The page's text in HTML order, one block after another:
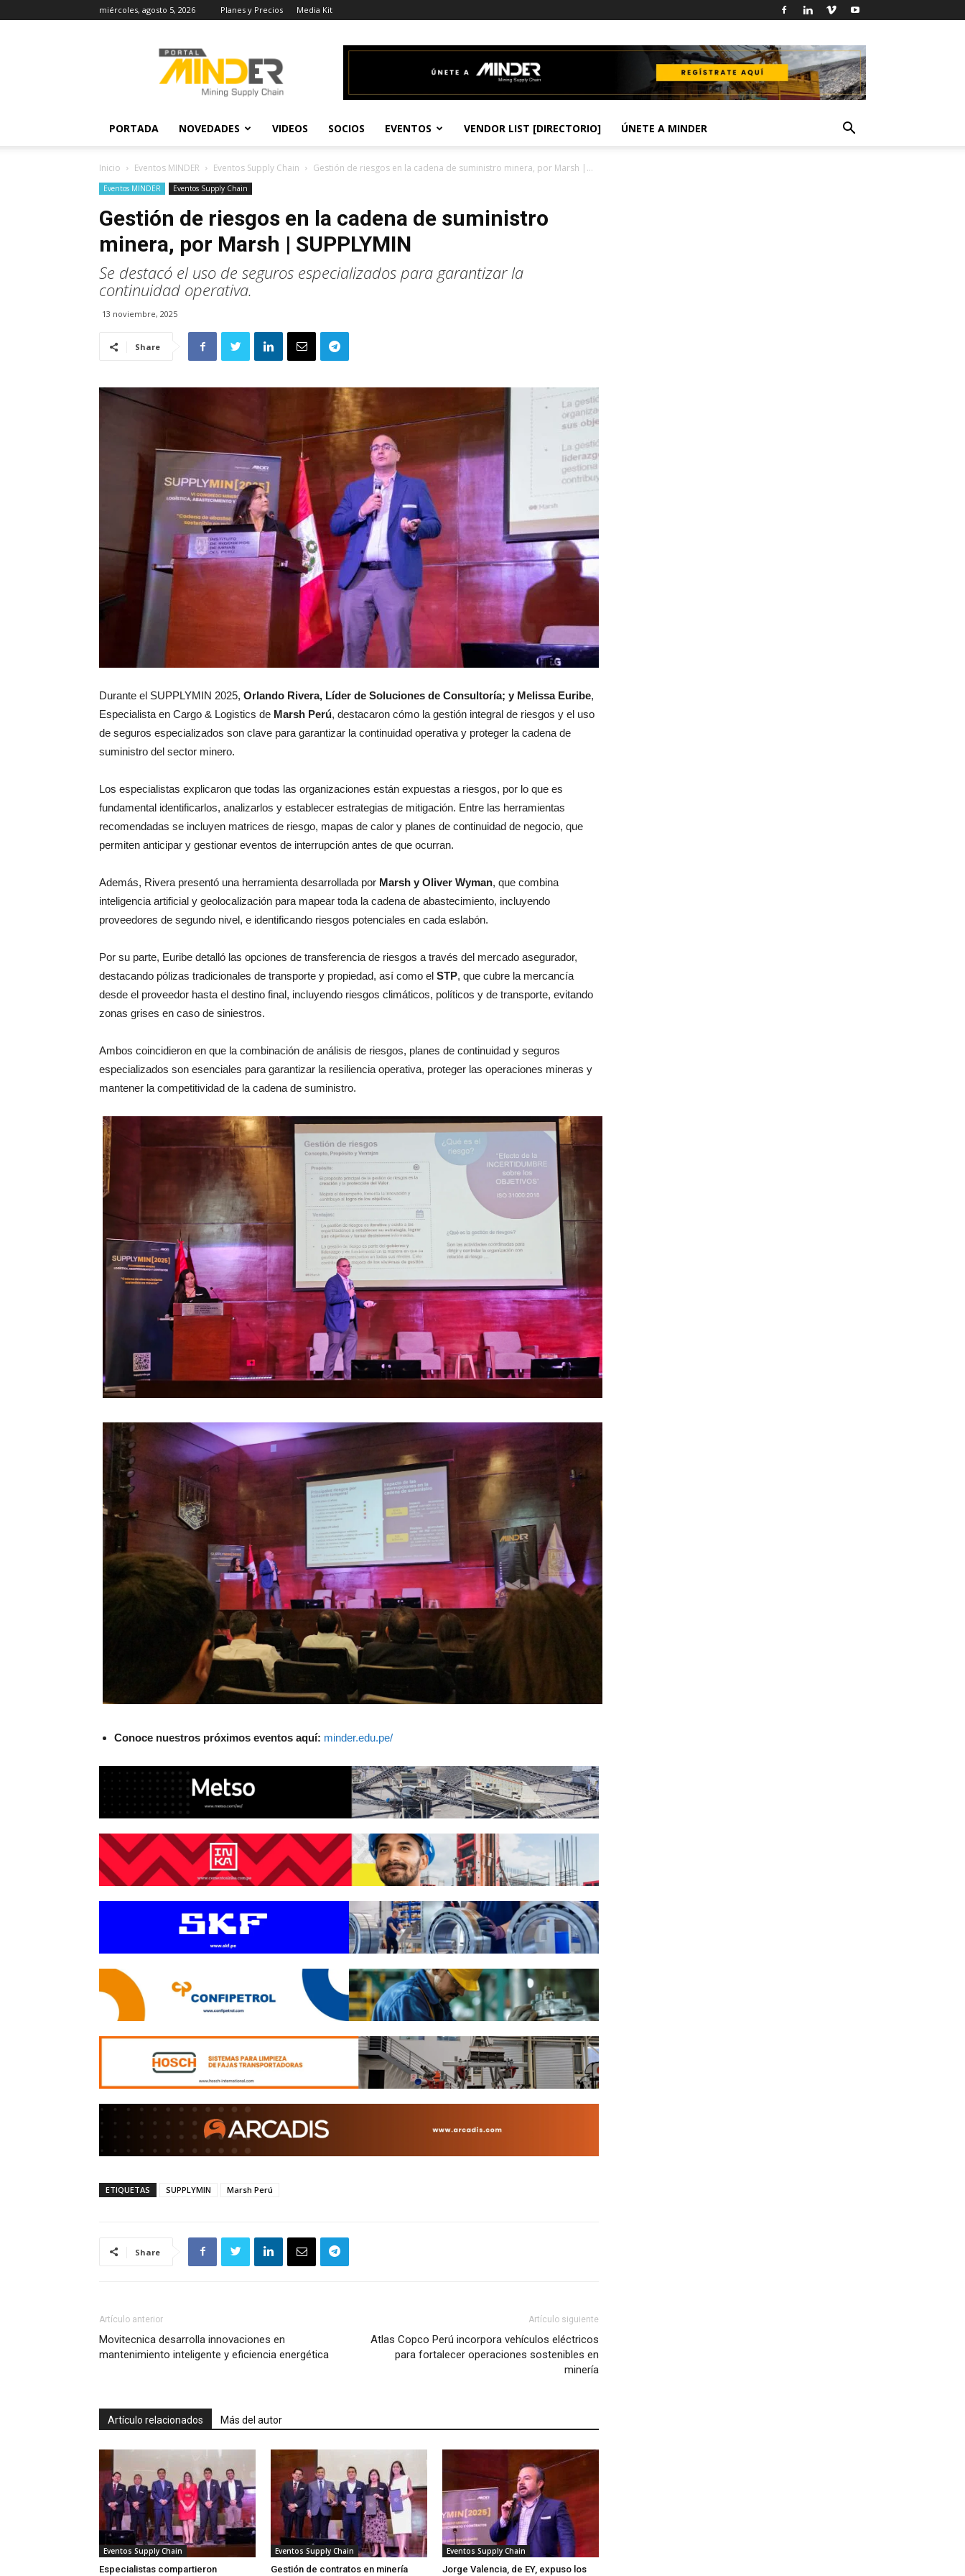
miércoles, agosto 5, 2026 Planes y Precios Media Kit
Actualidad
Minera
PORTADA NOVEDADES VIDEOS SOCIOS EVENTOS VENDOR LIST [DIRECTORIO] ÚNETE A MINDER
Inicio Eventos MINDER Eventos Supply Chain Gestión de riesgos en la cadena de suministro minera, por Marsh |...
Eventos MINDER Eventos Supply Chain
Gestión de riesgos en la cadena de suministro
minera, por Marsh | SUPPLYMIN
Se destacó el uso de seguros especializados para garantizar la
continuidad operativa.
13 noviembre, 2025
Share
Durante el SUPPLYMIN 2025, Orlando Rivera, Líder de Soluciones de Consultoría; y Melissa Euribe,
Especialista en Cargo & Logistics de Marsh Perú, destacaron cómo la gestión integral de riesgos y el uso
de seguros especializados son clave para garantizar la continuidad operativa y proteger la cadena de
suministro del sector minero.
Los especialistas explicaron que todas las organizaciones están expuestas a riesgos, por lo que es
fundamental identificarlos, analizarlos y establecer estrategias de mitigación. Entre las herramientas
recomendadas se incluyen matrices de riesgo, mapas de calor y planes de continuidad de negocio, que
permiten anticipar y gestionar eventos de interrupción antes de que ocurran.
Además, Rivera presentó una herramienta desarrollada por Marsh y Oliver Wyman, que combina
inteligencia artificial y geolocalización para mapear toda la cadena de abastecimiento, incluyendo
proveedores de segundo nivel, e identificando riesgos potenciales en cada eslabón.
Por su parte, Euribe detalló las opciones de transferencia de riesgos a través del mercado asegurador,
destacando pólizas tradicionales de transporte y propiedad, así como el STP, que cubre la mercancía
desde el proveedor hasta el destino final, incluyendo riesgos climáticos, políticos y de transporte, evitando
zonas grises en caso de siniestros.
Ambos coincidieron en que la combinación de análisis de riesgos, planes de continuidad y seguros
especializados son esenciales para garantizar la resiliencia operativa, proteger las operaciones mineras y
mantener la competitividad de la cadena de suministro.
Conoce nuestros próximos eventos aquí: minder.edu.pe/
ETIQUETAS SUPPLYMIN Marsh Perú
Share
Artículo anterior
Movitecnica desarrolla innovaciones en
mantenimiento inteligente y eficiencia energética
Artículo siguiente
Atlas Copco Perú incorpora vehículos eléctricos
para fortalecer operaciones sostenibles en
minería
Artículo relacionados Más del autor
Eventos Supply Chain
Especialistas compartieron
Eventos Supply Chain
Gestión de contratos en minería
Eventos Supply Chain
Jorge Valencia, de EY, expuso los